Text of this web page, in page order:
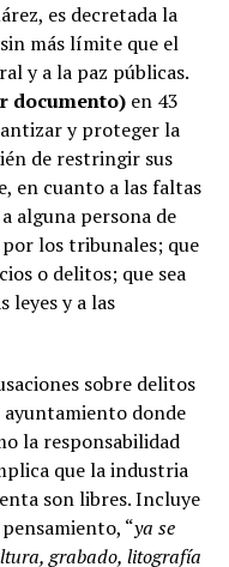
es decretada la
más límite que el
y a la paz públicas.
documento) en 43
y proteger la
de restringir sus
en cuanto a las faltas
alguna persona de
los tribunales; que
o delitos; que sea
leyes y a las
sobre delitos
ayuntamiento donde
la responsabilidad
que la industria
son libres. Incluye
“ya se
grabado, litografía